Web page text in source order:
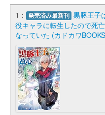
1： 発売済み最新刊 黒豚王子
役キャラに転生したので死
なっていた (カドカワ